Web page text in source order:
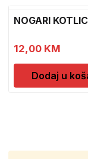
NOGARI
12,00 KM
Dodaj u